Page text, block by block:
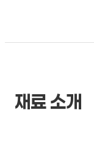
재료 소개